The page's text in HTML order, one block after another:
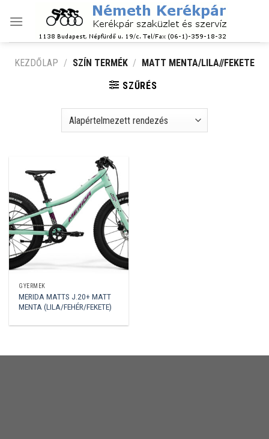
KEZDŐLAP / SZÍN TERMÉK / MATT MENTA/LILA//FEKETE
SZŰRÉS
GYERMEK
MERIDA MATTS J.20+ MATT
MENTA (LILA/FEHÉR/FEKETE)